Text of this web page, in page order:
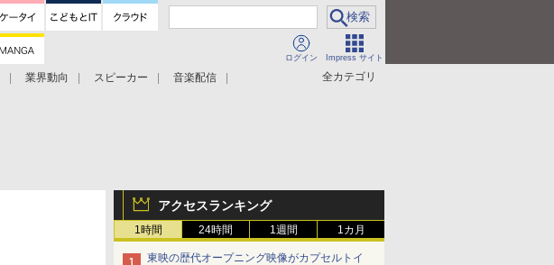
ログイン Impress サイト
全カテゴリ
業界動向 スピーカー
音楽配信
アクセスランキング
1時間 24時間 1週間 1カ月
東映の歴代オープニング映像がカプセルトイ